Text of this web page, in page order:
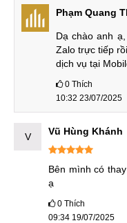
Cam kết bảo
MobileCity Care
và những điều
Dấu hiệu và
Pin iPhone 15 Pro
nguyên nhân sẽ giúp
ảnh hưởng đến trải
Để nắm được đó là
dẫn đến sự cố hỏng
chúng tôi khám phá
Phạm Quang
Dạ chào anh
Zalo trực tiếp
dịch vụ tại
0 Thích
10:32 23/07/2025
V Vũ Hùng Khánh
Bên mình có
ạ
0 Thích
09:34 19/07/2025